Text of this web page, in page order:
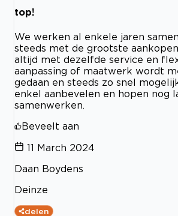
top!
We werken al enkele jaren
steeds met de grootste
altijd met dezelfde service en
aanpassing of maatwerk wordt
gedaan en steeds zo snel
enkel aanbevelen en hopen nog
samenwerken.
Beveelt aan
11 March 2024
Daan Boydens
Deinze
delen